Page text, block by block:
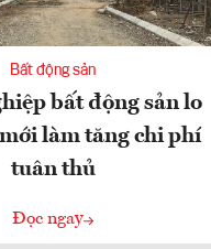
Bất động sản
bất động sản lo
làm tăng chi phí
tuân thủ
Đọc ngay